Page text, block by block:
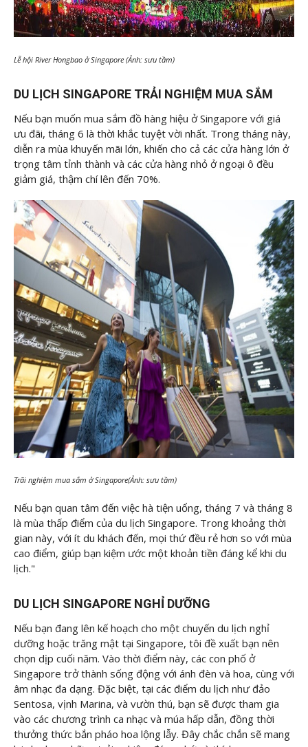
Lễ hội River Hongbao ở Singapore (Ảnh: sưu tầm)
DU LỊCH SINGAPORE TRẢI NGHIỆM MUA SẮM
Nếu bạn muốn mua sắm đồ hàng hiệu ở Singapore với giá
ưu đãi, tháng 6 là thời khắc tuyệt vời nhất. Trong tháng này,
diễn ra mùa khuyến mãi lớn, khiến cho cả các cửa hàng lớn ở
trọng tâm tỉnh thành và các cửa hàng nhỏ ở ngoại ô đều
giảm giá, thậm chí lên đến 70%.
Trãi nghiệm mua sắm ở Singapore(Ảnh: sưu tầm)
Nếu bạn quan tâm đến việc hà tiện uổng, tháng 7 và tháng 8
là mùa thấp điểm của du lịch Singapore. Trong khoảng thời
gian này, với ít du khách đến, mọi thứ đều rẻ hơn so với mùa
cao điểm, giúp bạn kiệm ước một khoản tiền đáng kể khi du
lịch."
DU LỊCH SINGAPORE NGHỈ DƯỠNG
Nếu bạn đang lên kế hoạch cho một chuyến du lịch nghỉ
dưỡng hoặc trăng mật tại Singapore, tôi đề xuất bạn nên
chọn dịp cuối năm. Vào thời điểm này, các con phố ở
Singapore trở thành sống động với ánh đèn và hoa, cùng với
âm nhạc đa dạng. Đặc biệt, tại các điểm du lịch như đảo
Sentosa, vịnh Marina, và vườn thú, bạn sẽ được tham gia
vào các chương trình ca nhạc và múa hấp dẫn, đồng thời
thưởng thức bắn pháo hoa lộng lẫy. Đây chắc chắn sẽ mang